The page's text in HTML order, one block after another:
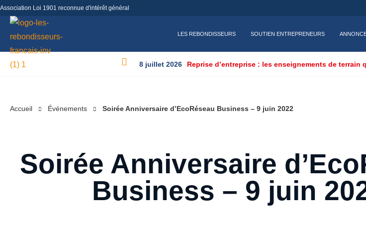
Association Loi 1901 reconnue d'intérêt général
LES REBONDISSEURS SOUTIEN ENTREPRENEURS
8 juillet 2026 Reprise d’entreprise : les enseignements de
Accueil Événements Soirée Anniversaire d’EcoRéseau Business – 9 juin 2022
Soirée Anniversaire
Business – 9 juin